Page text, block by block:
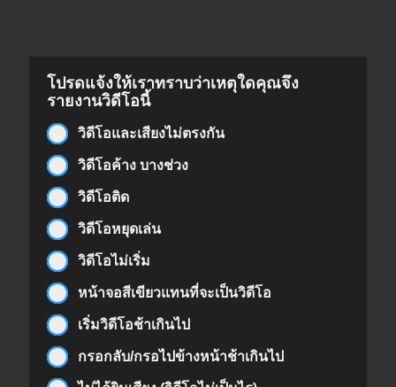
โปรดแจ้งให้เราทราบว่าเหตุใดคุณจึง
รายงานวิดีโอนี้
วิดีโอและเสียงไม่ตรงกัน
วิดีโอค้าง บางช่วง
วิดีโอติด
วิดีโอหยุดเล่น
วิดีโอไม่เริ่ม
หน้าจอสีเขียวแทนที่จะเป็นวิดีโอ
เริ่มวิดีโอช้าเกินไป
กรอกลับ/กรอไปข้างหน้าช้าเกินไป